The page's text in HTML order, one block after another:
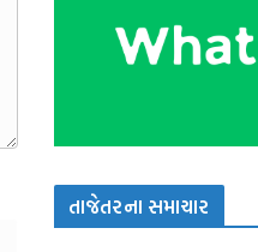
તાજેતરના સમાચાર